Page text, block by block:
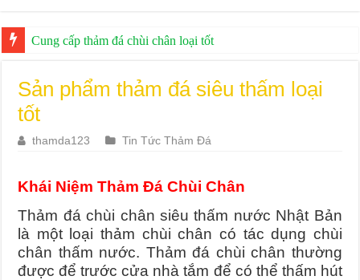
Cung cấp thảm đá chùi chân loại tốt
Ở đâu bán thảm đá hút nước loại tốt
Sản phẩm thảm đá siêu thấm loại
tốt
thamda123 Tin Tức Thảm Đá
Khái Niệm Thảm Đá Chùi Chân
Thảm đá chùi chân siêu thấm nước Nhật Bản
là một loại thảm chùi chân có tác dụng chùi
chân thấm nước. Thảm đá chùi chân thường
được để trước cửa nhà tắm để có thể thấm hút